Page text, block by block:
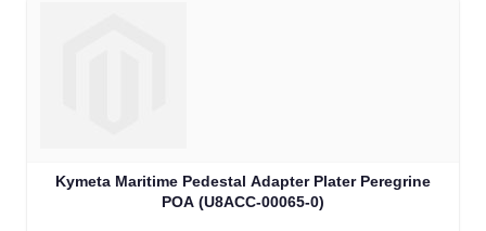
Kymeta Maritime Pedestal Adapter Plater Peregrine
POA (U8ACC-00065-0)